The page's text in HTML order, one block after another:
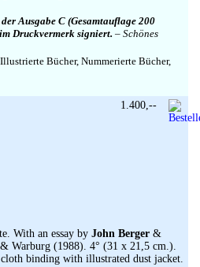
Ausgabe C (Gesamtauflage 200
Druckvermerk signiert. – Schönes
Bücher, Nummerierte Bücher,
With an essay by John Berger &
Warburg (1988). 4° (31 x 21,5 cm.).
binding with illustrated dust jacket.
1.400,--